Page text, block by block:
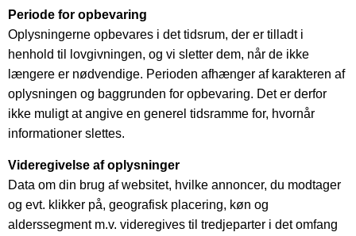
Periode for opbevaring
Oplysningerne opbevares i det tidsrum, der er tilladt i
henhold til lovgivningen, og vi sletter dem, når de ikke
længere er nødvendige. Perioden afhænger af karakteren af
oplysningen og baggrunden for opbevaring. Det er derfor
ikke muligt at angive en generel tidsramme for, hvornår
informationer slettes.
Videregivelse af oplysninger
Data om din brug af websitet, hvilke annoncer, du modtager
og evt. klikker på, geografisk placering, køn og
alderssegment m.v. videregives til tredjeparter i det omfang